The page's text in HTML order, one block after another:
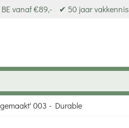
vanaf €89,- ✔ 50 jaar vakkennis
003 - Durable